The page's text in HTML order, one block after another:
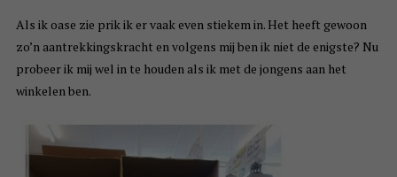
Als ik oase zie prik ik er vaak even stiekem in. Het heeft gewoon
zo’n aantrekkingskracht en volgens mij ben ik niet de enigste? Nu
probeer ik mij wel in te houden als ik met de jongens aan het
winkelen ben.